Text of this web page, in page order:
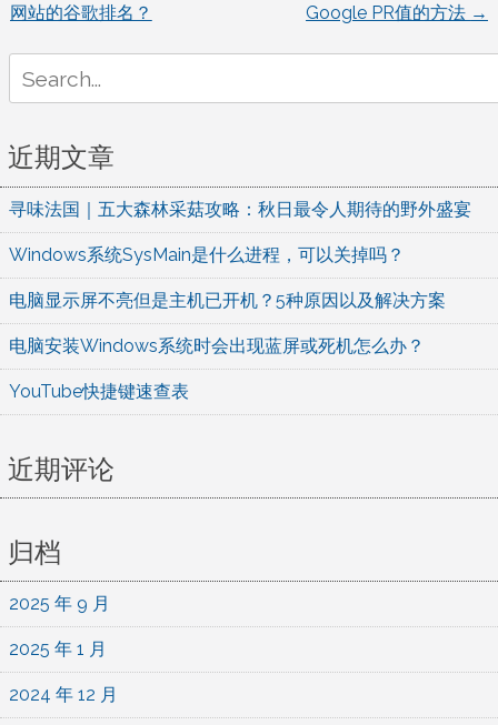
章
导
航
网站的谷歌排名？ Google PR值的方法 →
for:
近期文章
寻味法国｜五大森林采菇攻略：秋日最令人期待的野外盛宴
Windows系统SysMain是什么进程，可以关掉吗？
电脑显示屏不亮但是主机已开机？5种原因以及解决方案
电脑安装Windows系统时会出现蓝屏或死机怎么办？
YouTube快捷键速查表
近期评论
归档
2025 年 9 月
2025 年 1 月
2024 年 12 月